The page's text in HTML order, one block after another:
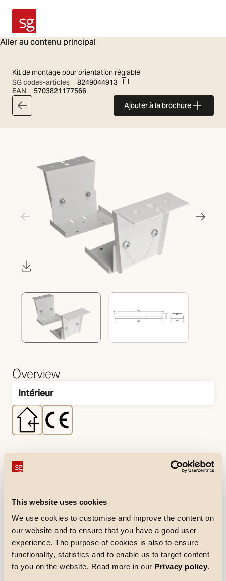
This website uses cookies
We use cookies to customise and improve the content on
our website and to ensure that you have a good user
experience. The purpose of cookies is also to ensure
functionality, statistics and to enable us to target content
to you on the website. Read more in our Privacy policy.
Aller au contenu principal
SG Armaturen
Kit de montage pour orientation réglable
SG codes-articles
8249044913
EAN
5703821177566
Retour à l'article Ajouter à la brochure
Overview
Montage
Intérieur
Téléchargements
Fiche technique
pdf
(S'ouvre dans un nouvel onglet)
Instructions de montage
pdf
(S'ouvre dans un nouvel onglet)